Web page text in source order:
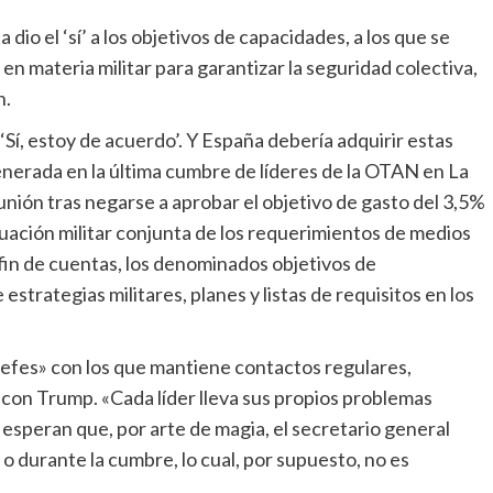
materia militar para garantizar la seguridad colectiva,
en la última cumbre de líderes de la OTAN en La
tras negarse a aprobar el objetivo de gasto del 3,5%
militar conjunta de los requerimientos de medios
de cuentas, los denominados objetivos de
militares, planes y listas de requisitos en los
Trump. «Cada líder lleva sus propios problemas
que, por arte de magia, el secretario general
durante la cumbre, lo cual, por supuesto, no es